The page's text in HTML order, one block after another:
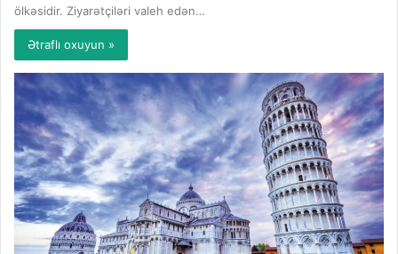
ölkəsidir. Ziyarətçiləri valeh edən…
Ətraflı oxuyun »